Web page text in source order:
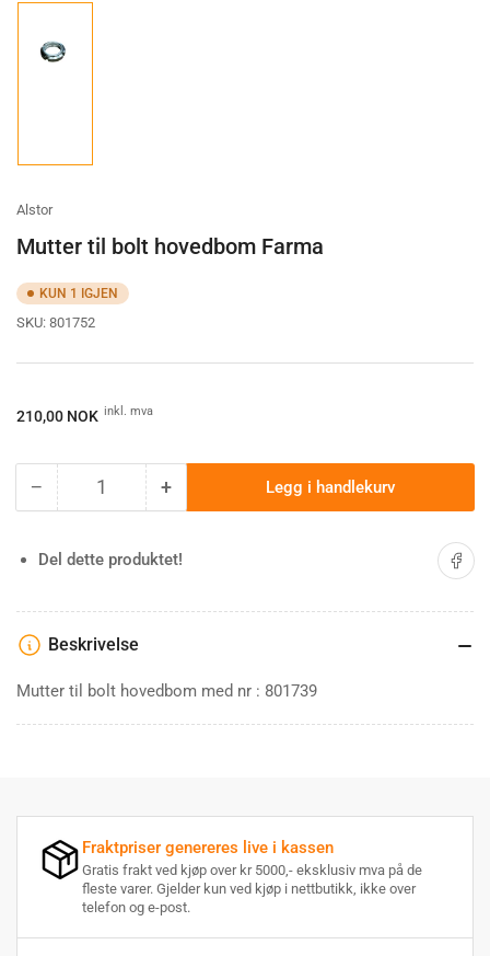
Alstor
Mutter til bolt hovedbom Farma
KUN 1 IGJEN
SKU: 801752
Ordinærpis
210,00 NOK inkl. mva
− Minske
Mutter
bolt
hovedbom
Farma
Antall +Øk
Mutter
bolt
Legg i handlekurv
Del dette produktet! Del på
Beskrivelse
Mutter til bolt hovedbom med nr : 801739
Fraktpriser genereres live i kassen
Gratis frakt ved kjøp over kr 5000,- eksklusiv mva på de
fleste varer. Gjelder kun ved kjøp i nettbutikk, ikke over
telefon og e-post.